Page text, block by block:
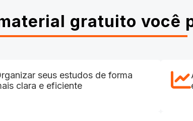
gratuito você
seus estudos de forma
clara e eficiente